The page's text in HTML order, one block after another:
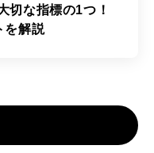
切な指標の1つ！
を解説